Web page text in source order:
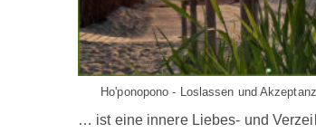
Ho'ponopono - Loslassen und
… ist eine innere Liebes- und